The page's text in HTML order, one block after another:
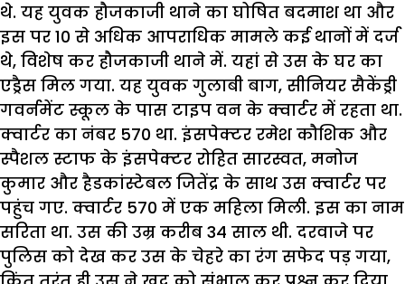
थे. यह युवक हौजकाजी थाने का घोषित बदमाश था और
इस पर 10 से अधिक आपराधिक मामले कई थानों में दर्ज
थे, विशेष कर हौजकाजी थाने में. यहां से उस के घर का
एड्रैस मिल गया. यह युवक गुलाबी बाग, सीनियर सैकेंड्री
गवर्नमेंट स्कूल के पास टाइप वन के क्वार्टर में रहता था.
क्वार्टर का नंबर 570 था. इंसपेक्टर रमेश कौशिक और
स्पैशल स्टाफ के इंसपेक्टर रोहित सारस्वत, मनोज
कुमार और हैडकांस्टेबल जितेंद्र के साथ उस क्वार्टर पर
पहुंच गए. क्वार्टर 570 में एक महिला मिली. इस का नाम
सरिता था. उस की उम्र करीब 34 साल थी. दरवाजे पर
पुलिस को देख कर उस के चेहरे का रंग सफेद पड़ गया,